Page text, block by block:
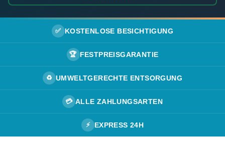
✅ KOSTENLOSE BESICHTIGUNG
🏆 FESTPREISGARANTIE
♻️ UMWELTGERECHTE ENTSORGUNG
💳 ALLE ZAHLUNGSARTEN
⚡ EXPRESS 24H